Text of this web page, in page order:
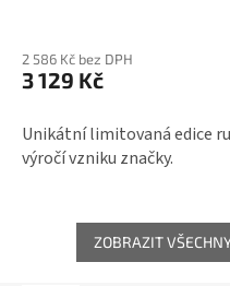
2 586 Kč bez DPH
3 129 Kč
Unikátní limitovaná edice
výročí vzniku značky.
ZOBRAZIT